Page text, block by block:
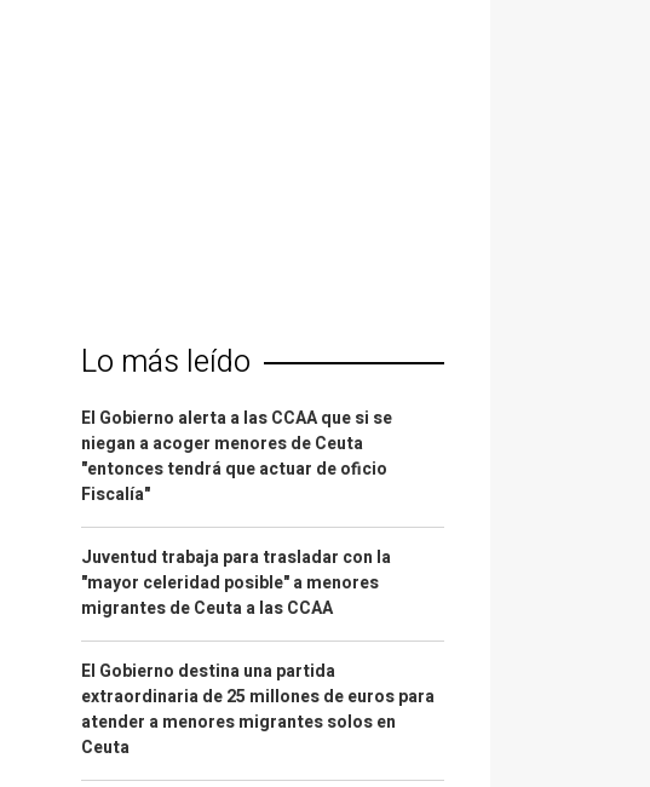
Lo más leído
El Gobierno alerta a las CCAA que si se
niegan a acoger menores de Ceuta
"entonces tendrá que actuar de oficio
Fiscalía"
Juventud trabaja para trasladar con la
"mayor celeridad posible" a menores
migrantes de Ceuta a las CCAA
El Gobierno destina una partida
extraordinaria de 25 millones de euros para
atender a menores migrantes solos en
Ceuta